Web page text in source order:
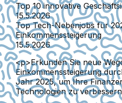
Top 10 innovative
15.5.2026
Top Tech-Nebenjobs für
Einkommenssteigerung
15.5.2026
<p>Erkunden Sie neue
Einkommenssteigerung
Jahr 2025, um Ihre
Technologien zu